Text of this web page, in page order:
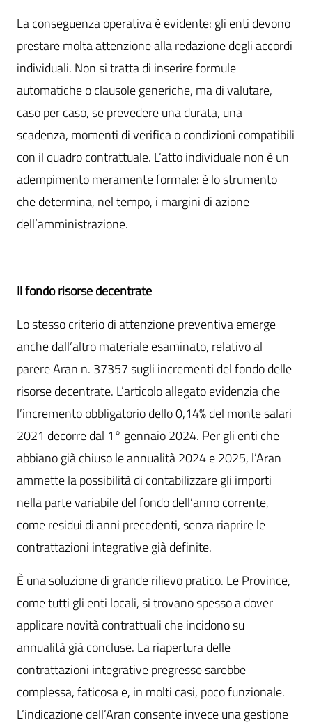
La conseguenza operativa è evidente: gli enti devono
prestare molta attenzione alla redazione degli accordi
individuali. Non si tratta di inserire formule
automatiche o clausole generiche, ma di valutare,
caso per caso, se prevedere una durata, una
scadenza, momenti di verifica o condizioni compatibili
con il quadro contrattuale. L’atto individuale non è un
adempimento meramente formale: è lo strumento
che determina, nel tempo, i margini di azione
dell’amministrazione.
Il fondo risorse decentrate
Lo stesso criterio di attenzione preventiva emerge
anche dall’altro materiale esaminato, relativo al
parere Aran n. 37357 sugli incrementi del fondo delle
risorse decentrate. L’articolo allegato evidenzia che
l’incremento obbligatorio dello 0,14% del monte salari
2021 decorre dal 1° gennaio 2024. Per gli enti che
abbiano già chiuso le annualità 2024 e 2025, l’Aran
ammette la possibilità di contabilizzare gli importi
nella parte variabile del fondo dell’anno corrente,
come residui di anni precedenti, senza riaprire le
contrattazioni integrative già definite.
È una soluzione di grande rilievo pratico. Le Province,
come tutti gli enti locali, si trovano spesso a dover
applicare novità contrattuali che incidono su
annualità già concluse. La riapertura delle
contrattazioni integrative pregresse sarebbe
complessa, faticosa e, in molti casi, poco funzionale.
L’indicazione dell’Aran consente invece una gestione